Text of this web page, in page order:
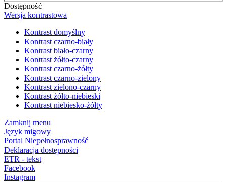
Dostępność
Wersja kontrastowa
Kontrast domyślny
Kontrast czarno-biały
Kontrast biało-czarny
Kontrast żółto-czarny
Kontrast czarno-żółty
Kontrast czarno-zielony
Kontrast zielono-czarny
Kontrast żółto-niebieski
Kontrast niebiesko-żółty
Zamknij menu
Język migowy
Portal Niepełnosprawność
Deklaracja dostępności
ETR - tekst
Facebook
Instagram